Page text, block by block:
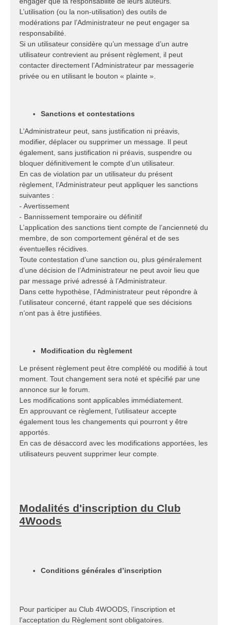
L’utilisation (ou la non-utilisation) des outils de
modérations par l’Administrateur ne peut engager sa
responsabilité.
Si un utilisateur considère qu’un message d’un autre
utilisateur contrevient au présent règlement, il peut
contacter directement l’Administrateur par messagerie
privée ou en utilisant le bouton « plainte ».
Sanctions et contestations
L’Administrateur peut, sans justification ni préavis,
modifier, déplacer ou supprimer un message. Il peut
également, sans justification ni préavis, suspendre ou
bloquer définitivement le compte d’un utilisateur.
En cas de violation par un utilisateur du présent
règlement, l’Administrateur peut appliquer les sanctions
suivantes :
- Avertissement
- Bannissement temporaire ou définitif
L’application des sanctions tient compte de l’ancienneté du
membre, de son comportement général et de ses
éventuelles récidives.
Toute contestation d’une sanction ou, plus généralement
d’une décision de l’Administrateur ne peut avoir lieu que
par message privé adressé à l’Administrateur.
Dans cette hypothèse, l’Administrateur peut répondre à
l’utilisateur concerné, étant rappelé que ses décisions
n’ont pas à être justifiées.
Modification du règlement
Le présent règlement peut être complété ou modifié à tout
moment. Tout changement sera noté et spécifié par une
annonce sur le forum.
Les modifications sont applicables immédiatement.
En approuvant ce règlement, l’utilisateur accepte
également tous les changements qui pourront y être
apportés.
En cas de désaccord avec les modifications apportées, les
utilisateurs peuvent supprimer leur compte.
Modalités d'inscription du Club
4Woods
Conditions générales d’inscription
Pour participer au Club 4WOODS, l’inscription et
l’acceptation du Règlement sont obligatoires.